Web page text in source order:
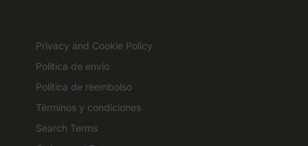
Privacy and Cookie Policy
Política de envío
Política de reembolso
Términos y condiciones
Search Terms